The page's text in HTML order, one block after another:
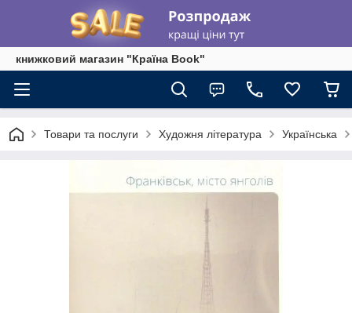
книжковий магазин "Країна Book"
Товари та послуги Художня література Українська